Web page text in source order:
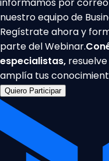
informamos por
nuestro equipo de
Regístrate ahora y
parte del Webinar.
especialistas,
amplía tus
Quiero Participar